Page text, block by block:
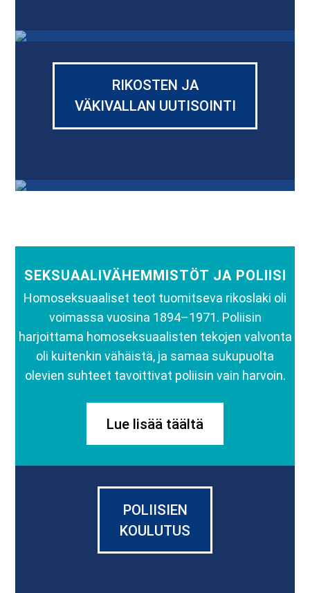
RIKOSTEN JA
VÄKIVALLAN UUTISOINTI
SEKSUAALIVÄHEMMISTÖT JA POLIISI
Homoseksuaaliset teot tuomitseva rikoslaki oli
voimassa vuosina 1894–1971. Poliisin
harjoittama homoseksuaalisten tekojen valvonta
oli kuitenkin vähäistä, ja samaa sukupuolta
olevien suhteet tavoittivat poliisin vain harvoin.
Lue lisää täältä
POLIISIEN
KOULUTUS